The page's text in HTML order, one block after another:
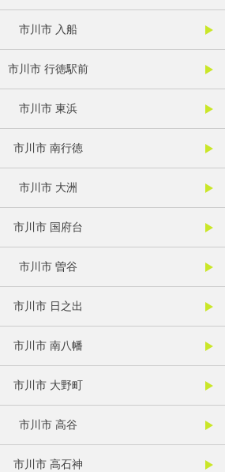
市川市 入船
市川市 行徳駅前
市川市 東浜
市川市 南行徳
市川市 大洲
市川市 国府台
市川市 曽谷
市川市 日之出
市川市 南八幡
市川市 大野町
市川市 高谷
市川市 高石神